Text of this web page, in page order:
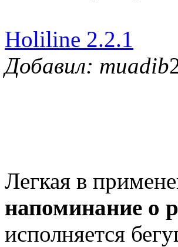
Holiline 2.2.1
Добавил: muadib
Легкая в
напоминание о
исполняется